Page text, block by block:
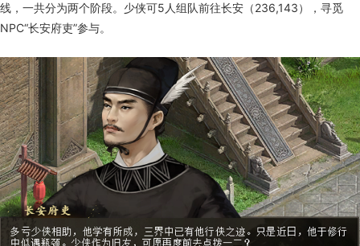
线，一共分为两个阶段。少侠可5人组队前往长安（236,143），寻觅
NPC“长安府吏”参与。